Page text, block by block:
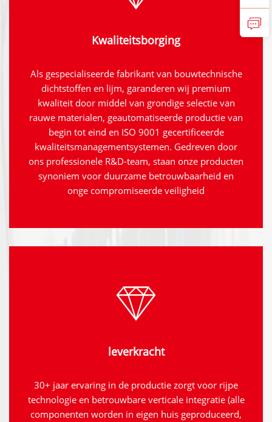
Kwaliteitsborging
Als gespecialiseerde fabrikant van bouwtechnische
dichtstoffen en lijm, garanderen wij premium
kwaliteit door middel van grondige selectie van
rauwe materialen, geautomatiseerde productie van
begin tot eind en ISO 9001 gecertificeerde
kwaliteitsmanagementsystemen. Gedreven door
ons professionele R&D-team, staan onze producten
synoniem voor duurzame betrouwbaarheid en
onge compromiseerde veiligheid
leverkracht
30+ jaar ervaring in de productie zorgt voor rijpe
technologie en betrouwbare verticale integratie (alle
componenten worden in eigen huis geproduceerd,